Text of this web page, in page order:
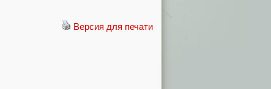
Версия для печати